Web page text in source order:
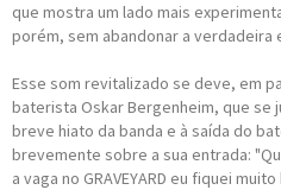
que mostra um lado mais
porém, sem abandonar a verdadeira
Esse som revitalizado se deve, em
baterista Oskar Bergenheim, que se
breve hiato da banda e à saída do
brevemente sobre a sua entrada:
a vaga no GRAVEYARD eu fiquei